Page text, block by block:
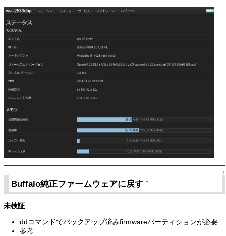
↑
Buffalo純正ファームウェアに戻す†
未検証
ddコマンドでバックアップ済みfirmwareパーティションが必要
参考